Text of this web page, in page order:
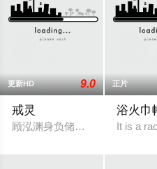
更新HD 9.0
戒灵
顾泓渊身负储物戒指枷锁，伪
正片
浴火巾
It is a